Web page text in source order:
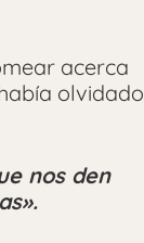
acerca
olvidado
nos den